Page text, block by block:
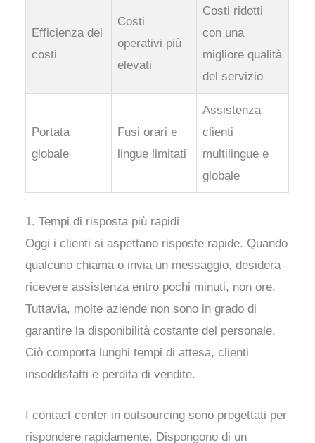
Efficienza dei
costi
Costi
operativi più
elevati
Costi ridotti
con una
migliore qualità
del servizio
Portata
globale
Fusi orari e
lingue limitati
Assistenza
clienti
multilingue e
globale
1. Tempi di risposta più rapidi
Oggi i clienti si aspettano risposte rapide. Quando
qualcuno chiama o invia un messaggio, desidera
ricevere assistenza entro pochi minuti, non ore.
Tuttavia, molte aziende non sono in grado di
garantire la disponibilità costante del personale.
Ciò comporta lunghi tempi di attesa, clienti
insoddisfatti e perdita di vendite.
I contact center in outsourcing sono progettati per
rispondere rapidamente. Dispongono di un